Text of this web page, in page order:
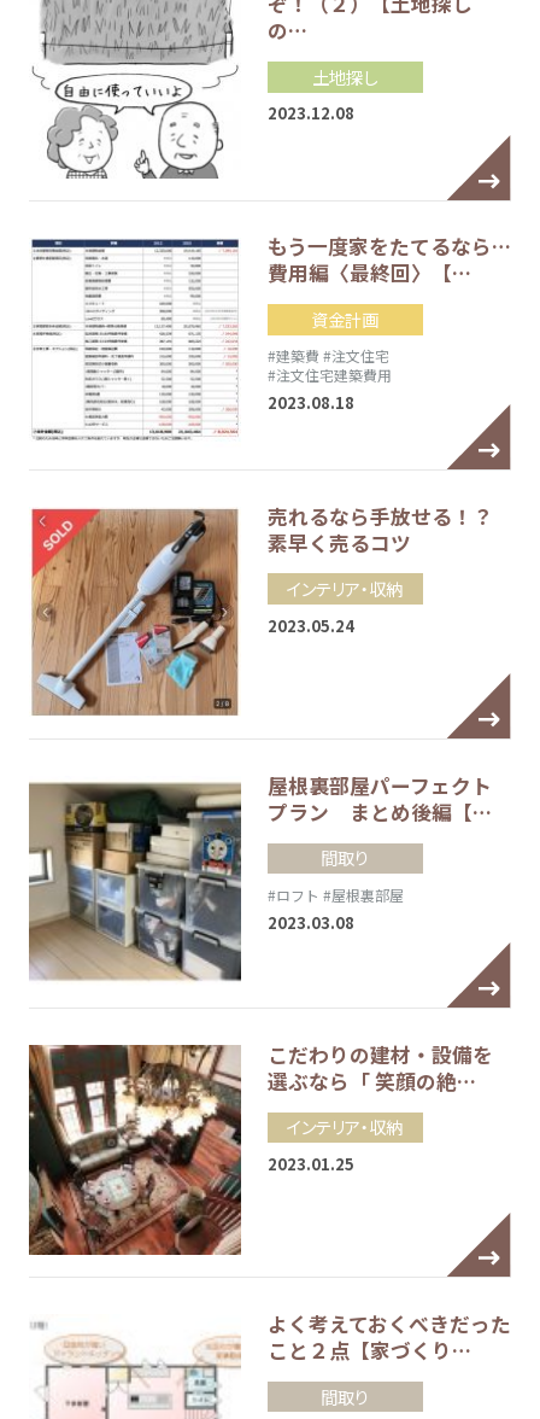
の…
土地探し
2023.12.08
もう一度家をたてるなら…
費用編〈最終回〉【…
資金計画
#建築費 #注文住宅
#注文住宅建築費用
2023.08.18
売れるなら手放せる！？
素早く売るコツ
インテリア・収納
2023.05.24
屋根裏部屋パーフェクト
プラン まとめ後編【…
間取り
#ロフト #屋根裏部屋
2023.03.08
こだわりの建材・設備を
選ぶなら「 笑顔の絶…
インテリア・収納
2023.01.25
よく考えておくべきだった
こと２点【家づくり…
間取り